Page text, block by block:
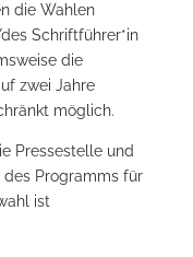
die Wahlen
Schriftführer*in
die
zwei Jahre
möglich.
Pressestelle und
des Programms für
ist